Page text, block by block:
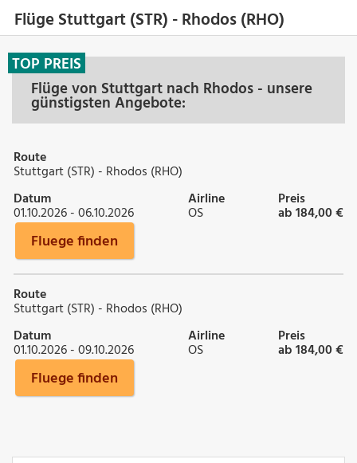
Flüge Stuttgart (STR) - Rhodos (RHO)
Flüge von Stuttgart nach Rhodos - unsere
günstigsten Angebote:
TOP PREIS
Route
Stuttgart (STR) - Rhodos (RHO)
Datum
01.10.2026 - 06.10.2026
Airline
OS
Preis
ab 184,00 €
Fluege finden
Route
Stuttgart (STR) - Rhodos (RHO)
Datum
01.10.2026 - 09.10.2026
Airline
OS
Preis
ab 184,00 €
Fluege finden